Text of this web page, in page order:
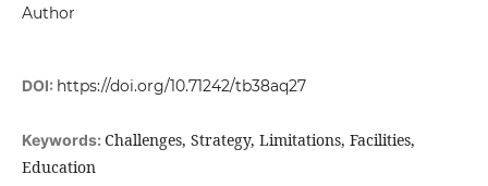
Author
DOI: https://doi.org/10.71242/tb38aq27
Keywords: Challenges, Strategy, Limitations, Facilities,
Education